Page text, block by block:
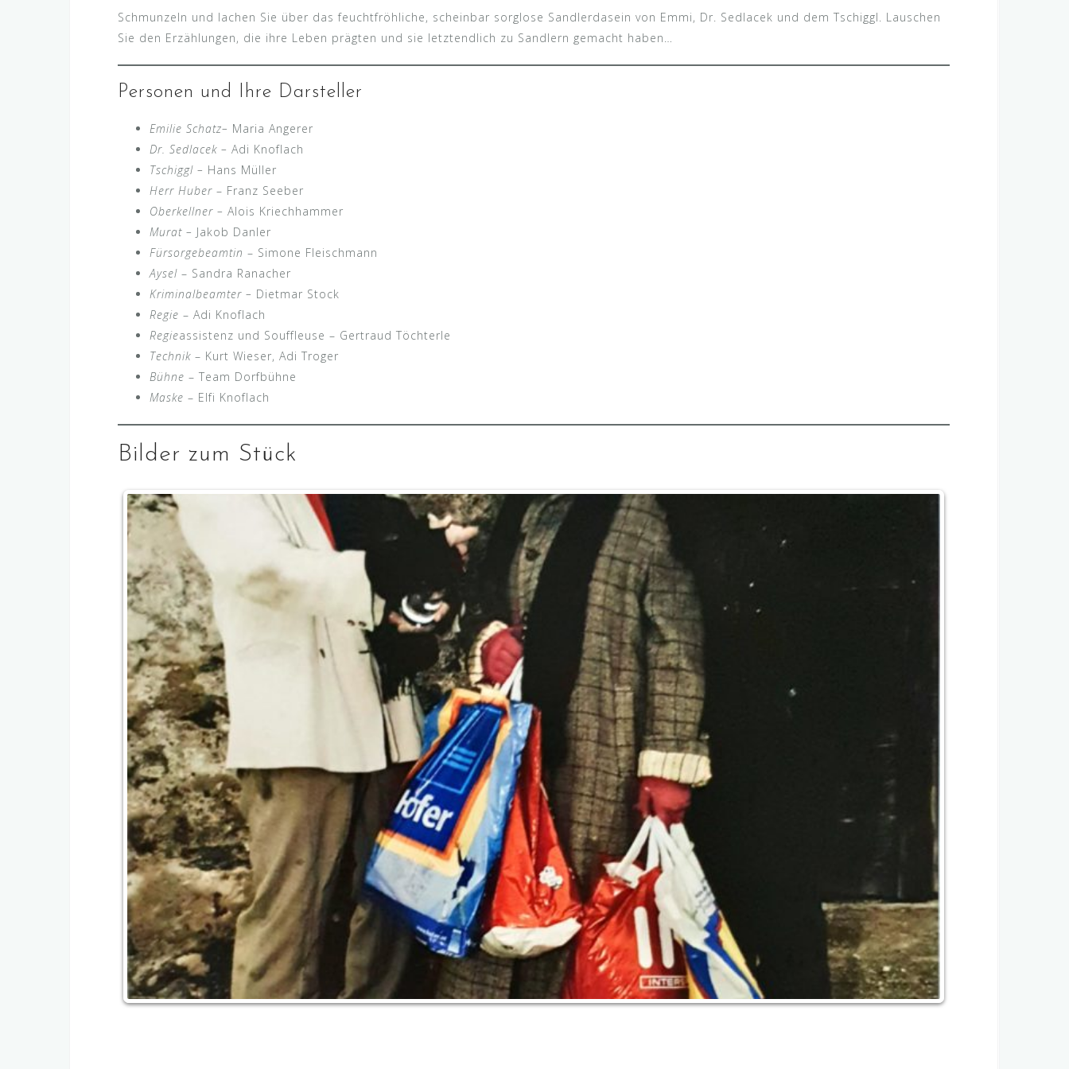
Schmunzeln und lachen Sie über das feuchtfröhliche, scheinbar sorglose Sandlerdasein von Emmi, Dr. Sedlacek und dem Tschiggl. Lauschen
Sie den Erzählungen, die ihre Leben prägten und sie letztendlich zu Sandlern gemacht haben…
Personen und Ihre Darsteller
Emilie Schatz– Maria Angerer
Dr. Sedlacek – Adi Knoflach
Tschiggl – Hans Müller
Herr Huber – Franz Seeber
Oberkellner – Alois Kriechhammer
Murat – Jakob Danler
Fürsorgebeamtin – Simone Fleischmann
Aysel – Sandra Ranacher
Kriminalbeamter – Dietmar Stock
Regie – Adi Knoflach
Regieassistenz und Souffleuse – Gertraud Töchterle
Technik – Kurt Wieser, Adi Troger
Bühne – Team Dorfbühne
Maske – Elfi Knoflach
Bilder zum Stück